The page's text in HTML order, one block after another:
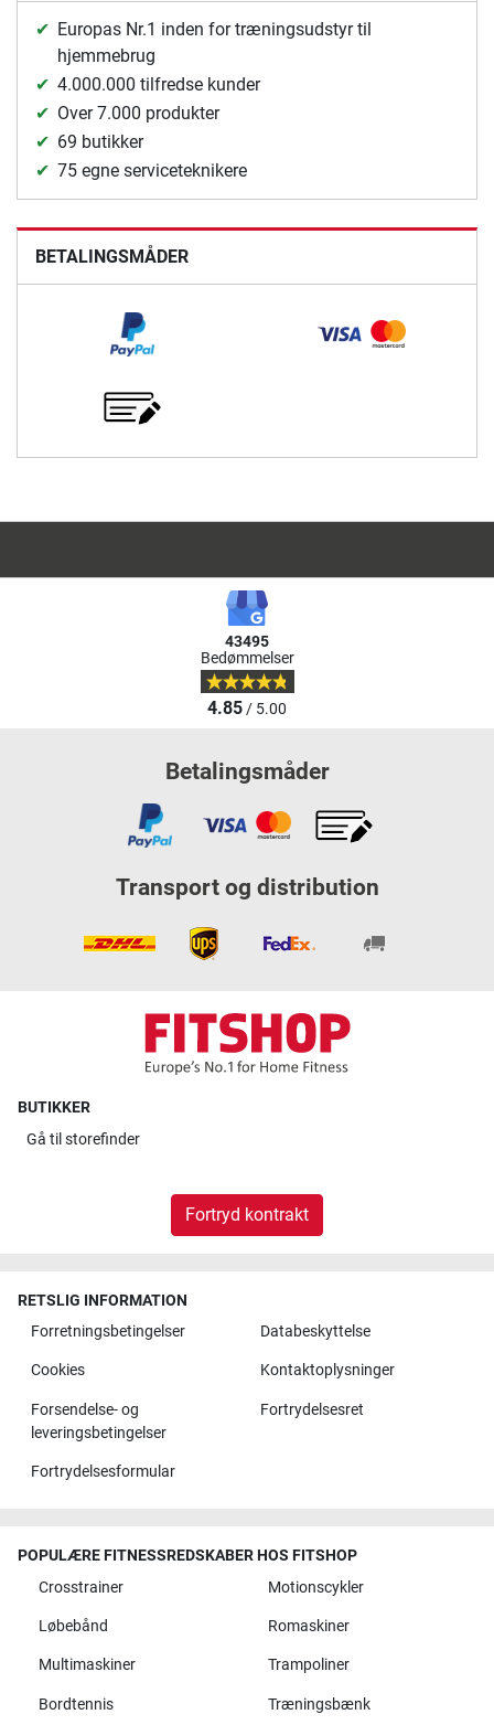
Europas Nr.1 inden for træningsudstyr til
hjemmebrug
4.000.000 tilfredse kunder
Over 7.000 produkter
69 butikker
75 egne serviceteknikere
BETALINGSMÅDER
43495
Bedømmelser
4.85/ 5.00
Betalingsmåder
Transport og distribution
BUTIKKER
Gå til storefinder
Fortryd kontrakt
RETSLIG INFORMATION
Forretningsbetingelser
Databeskyttelse
Cookies Kontaktoplysninger
Forsendelse- og
leveringsbetingelser
Fortrydelsesret
Fortrydelsesformular
POPULÆRE FITNESSREDSKABER HOS FITSHOP
Crosstrainer
Motionscykler
Løbebånd Romaskiner
Multimaskiner Trampoliner
Bordtennis Træningsbænk